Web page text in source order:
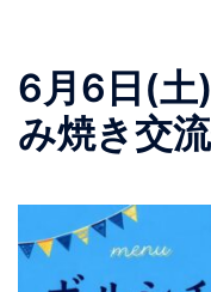
6月6日(土
み焼き交